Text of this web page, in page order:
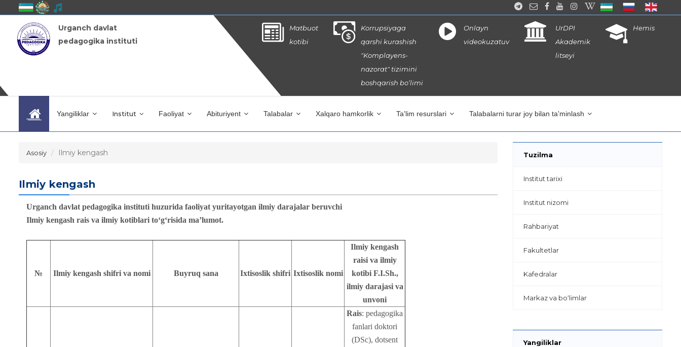
Urganch davlat
pedagogika instituti
Matbuot
kotibi
Korrupsiyaga
qarshi kurashish
"Komplayens-
nazorat" tizimini
boshqarish bo‘limi
Onlayn
videokuzatuv
UrDPI
Akademik
litseyi
Hemis
Yangiliklar Institut Faoliyat Abituriyent Talabalar Xalqaro hamkorlik Ta'lim resurslari Talabalarni turar joy bilan ta'minlash
Asosiy Ilmiy kengash
Ilmiy kengash
Urganch davlat pedagogika instituti huzurida faoliyat yuritayotgan ilmiy darajalar beruvchi
Ilmiy kengash rais va ilmiy kotiblari to‘g‘risida ma’lumot.
№ Ilmiy kengash shifri va nomi Buyruq sana Ixtisoslik shifri Ixtisoslik nomi
Ilmiy kengash
raisi va ilmiy
kotibi F.I.Sh.,
ilmiy darajasi va
unvoni
Rais: pedagogika
fanlari doktori
(DSc), dotsent
Tuzilma
Institut tarixi
Institut nizomi
Rahbariyat
Fakultetlar
Kafedralar
Markaz va bo‘limlar
Yangiliklar